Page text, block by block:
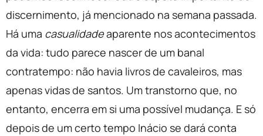
discernimento, já mencionado na semana passada.
Há uma casualidadeaparente nos acontecimentos
da vida: tudo parece nascer de um banal
contratempo: não havia livros de cavaleiros, mas
apenas vidas de santos. Um transtorno que, no
entanto, encerra em si uma possível mudança. E só
depois de um certo tempo Inácio se dará conta